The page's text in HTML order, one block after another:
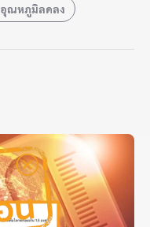
อุณหภูมิลดลง